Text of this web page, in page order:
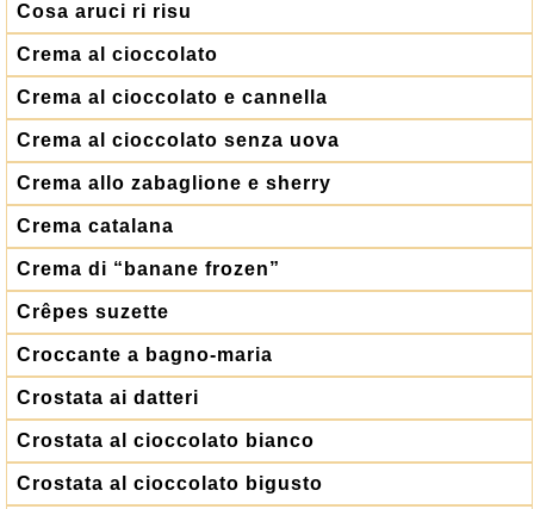
Cosa aruci ri risu
Crema al cioccolato
Crema al cioccolato e cannella
Crema al cioccolato senza uova
Crema allo zabaglione e sherry
Crema catalana
Crema di “banane frozen”
Crêpes suzette
Croccante a bagno-maria
Crostata ai datteri
Crostata al cioccolato bianco
Crostata al cioccolato bigusto